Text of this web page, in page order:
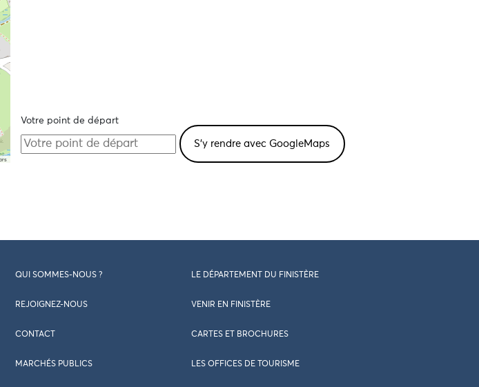
Votre point de départ
QUI SOMMES-NOUS ? LE DÉPARTEMENT DU FINISTÈRE
REJOIGNEZ-NOUS VENIR EN FINISTÈRE
CONTACT CARTES ET BROCHURES
MARCHÉS PUBLICS LES OFFICES DE TOURISME